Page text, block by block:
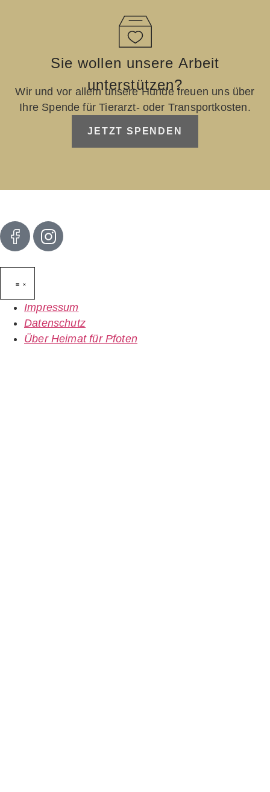
Sie wollen unsere Arbeit
unterstützen?
Wir und vor allem unsere Hunde freuen uns über
Ihre Spende für Tierarzt- oder Transportkosten.
JETZT SPENDEN
Impressum
Datenschutz
Über Heimat für Pfoten